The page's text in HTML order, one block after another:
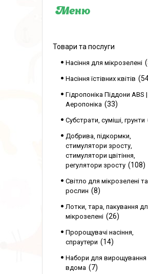
Товари та послуги
Насіння для мікрозелені
Насіння їстівних квітів
Гідропоніка Піддони ABS |
Аеропоніка
33
Субстрати, суміші, грунти
Добрива, підкормки,
стимулятори зросту,
стимулятори цвітіння,
регулятори зросту
108
Світло для мікрозелені
рослин
8
Лотки, тара, пакування
мікрозелені
26
Пророщувачі насіння,
спраутери
14
Набори для вирощування
вдома
7